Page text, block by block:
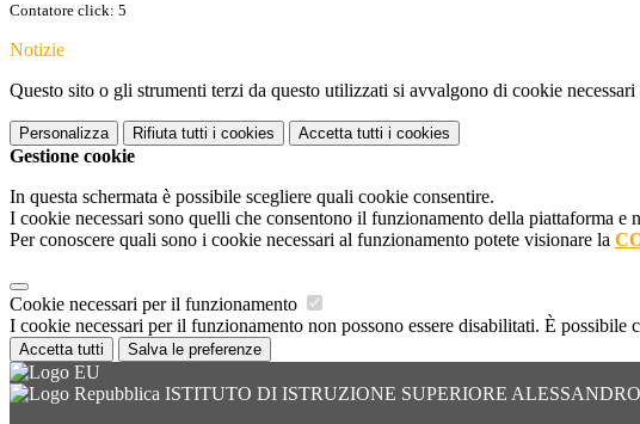
Contatore click: 5
Notizie
Questo sito o gli strumenti terzi da questo utilizzati si avvalgono di cookie
Personalizza Rifiuta tutti i cookies Accetta tutti i cookies
Gestione cookie
In questa schermata è possibile scegliere quali cookie consentire.
I cookie necessari sono quelli che consentono il funzionamento della piattaforma e
Per conoscere quali sono i cookie necessari al funzionamento potete visionare la
Cookie necessari per il funzionamento
I cookie necessari per il funzionamento non possono essere disabilitati. È
Accetta tutti Salva le preferenze
ISTITUTO DI ISTRUZIONE SUPERIORE